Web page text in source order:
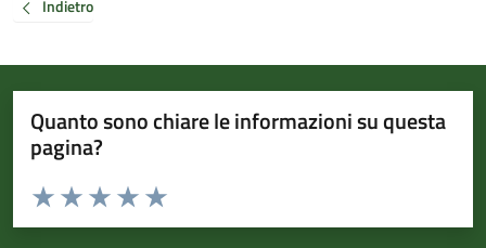
Indietro
Quanto sono chiare le informazioni su questa
pagina?
Valuta da 1 a 5 stelle la pagina
Valuta 5 stelle su 5
Valuta 4 stelle su 5
Valuta 3 stelle su 5
Valuta 2 stelle su 5
Valuta 1 stelle su 5